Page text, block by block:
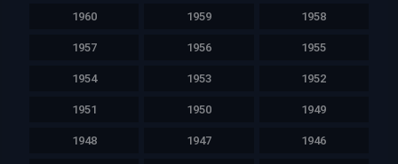
1960 1959 1958
1957 1956 1955
1954 1953 1952
1951 1950 1949
1948 1947 1946